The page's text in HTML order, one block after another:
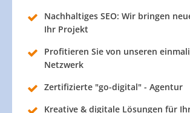
Nachhaltiges SEO: Wir bringen
Ihr Projekt
Profitieren Sie von unseren
Netzwerk
Zertifizierte "go-digital" - Agentur
Kreative & digitale Lösungen für